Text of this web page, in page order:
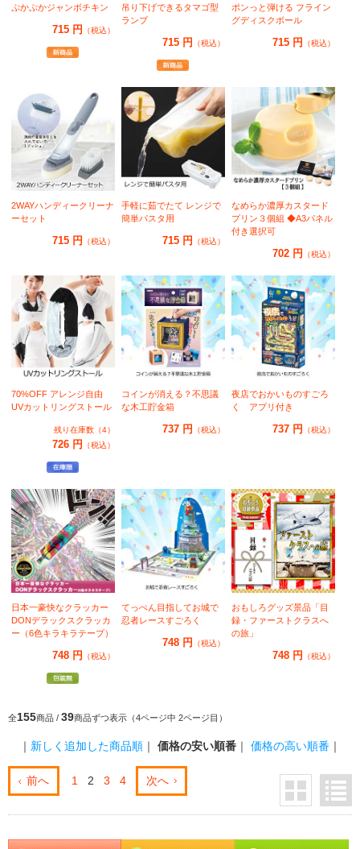
ぷかぷかジャンボチキン
715 円 （税込）
吊り下げできるタマゴ型
ランプ
715 円 （税込）
ポンっと弾ける フライン
グディスクボール
715 円 （税込）
2WAYハンディークリーナ
ーセット
715 円 （税込）
手軽に茹でたて レンジで
簡単パスタ用
715 円 （税込）
なめらか濃厚カスタード
プリン３個組 ◆A3パネル
付き選択可
702 円 （税込）
70%OFF アレンジ自由
UVカットリングストール
残り在庫数（4）
726 円 （税込）
コインが消える？不思議
な木工貯金箱
737 円 （税込）
夜店でおかいものすごろ
く アプリ付き
737 円 （税込）
日本一豪快なクラッカー
DONデラックスクラッカ
ー（6色キラキラテープ）
748 円 （税込）
てっぺん目指してお城で
忍者レースすごろく
748 円 （税込）
おもしろグッズ景品「目
録・ファーストクラスへ
の旅」
748 円 （税込）
全155商品 / 39商品ずつ表示（4ページ中 2ページ目）
｜ 新しく追加した商品順 ｜ 価格の安い順番 ｜ 価格の高い順番 ｜
前へ 1 2 3 4 次へ